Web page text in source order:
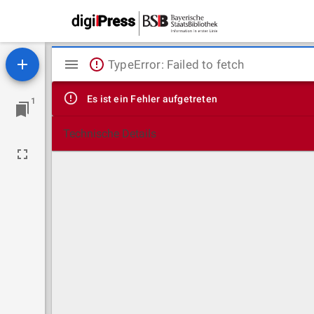
1
Mirador
Viewer
TypeError: Failed to fetch
Es ist ein Fehler aufgetreten
Technische Details